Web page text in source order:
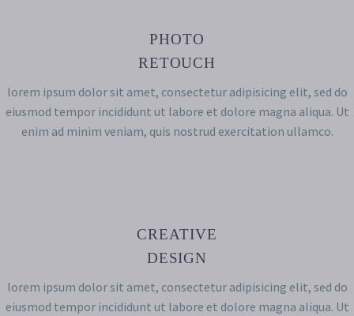
PHOTO
RETOUCH
lorem ipsum dolor sit amet, consectetur adipisicing elit, sed do
eiusmod tempor incididunt ut labore et dolore magna aliqua. Ut
enim ad minim veniam, quis nostrud exercitation ullamco.
CREATIVE
DESIGN
lorem ipsum dolor sit amet, consectetur adipisicing elit, sed do
eiusmod tempor incididunt ut labore et dolore magna aliqua. Ut